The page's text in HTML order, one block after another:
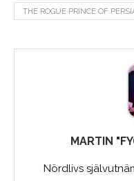
THE ROGUE PRINCE OF
MARTIN
Nördlivs